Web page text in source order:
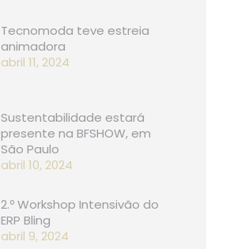
Tecnomoda teve estreia
animadora
abril 11, 2024
Sustentabilidade estará
presente na BFSHOW, em
São Paulo
abril 10, 2024
2.º Workshop Intensivão do
ERP Bling
abril 9, 2024